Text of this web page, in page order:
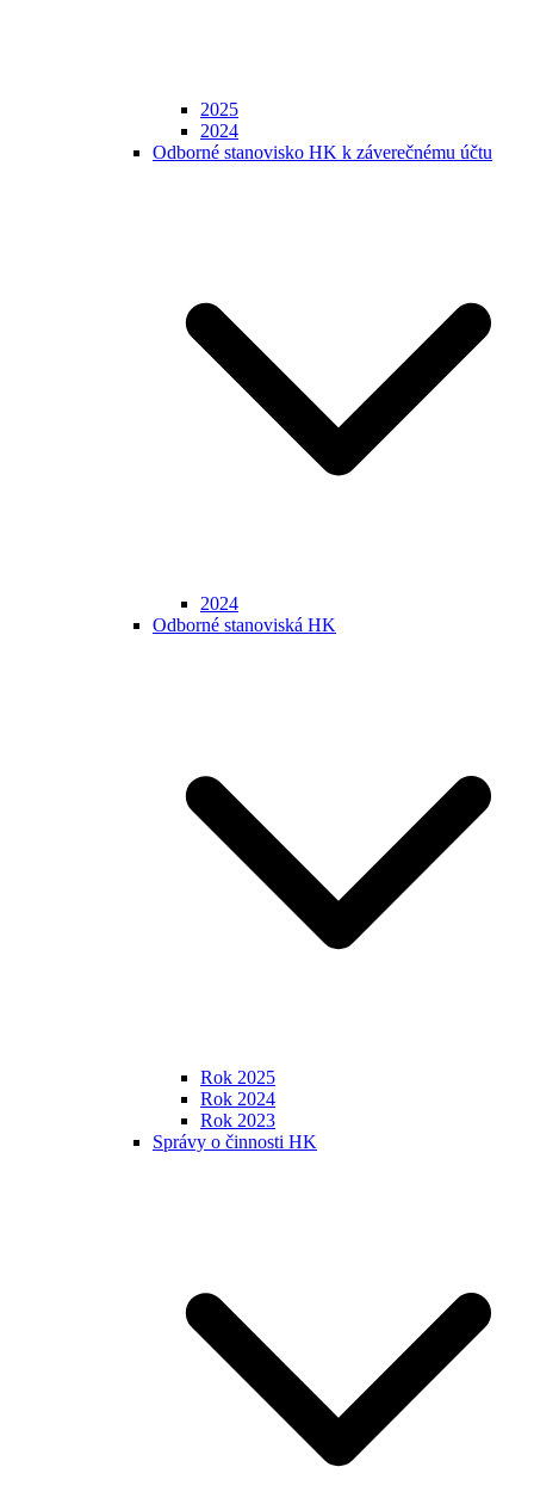
2025
2024
Odborné stanovisko HK k záverečnému účtu
2024
Odborné stanoviská HK
Rok 2025
Rok 2024
Rok 2023
Správy o činnosti HK